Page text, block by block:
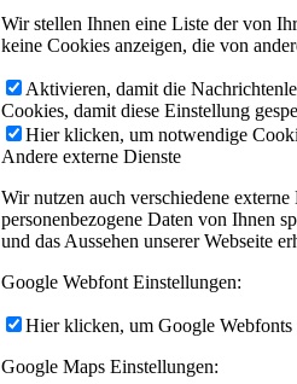
Wir stellen Ihnen eine Liste der von
keine Cookies anzeigen, die von
Aktivieren, damit die
Cookies, damit diese Einstellung
Hier klicken, um notwendige
Andere externe Dienste
Wir nutzen auch verschiedene
personenbezogene Daten von Ihnen
und das Aussehen unserer Webseite
Google Webfont Einstellungen:
Hier klicken, um Google
Google Maps Einstellungen: